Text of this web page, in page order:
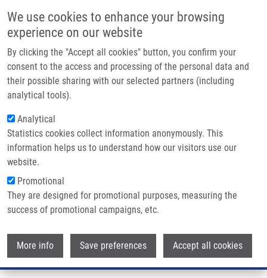
We use cookies to enhance your browsing
experience on our website
By clicking the "Accept all cookies" button, you confirm your
consent to the access and processing of the personal data and
their possible sharing with our selected partners (including
analytical tools).
Analytical
Statistics cookies collect information anonymously. This
information helps us to understand how our visitors use our
website.
Promotional
They are designed for promotional purposes, measuring the
success of promotional campaigns, etc.
More info Save preferences Accept all cookies
Main
Domů
Partner institutions
Technologie a služby
Kontakt
Drobečková navigace
Domů Horka Vladimír
Horka Vladimír
MAGISTERSKÝ STUDENT,
MEDCHEM